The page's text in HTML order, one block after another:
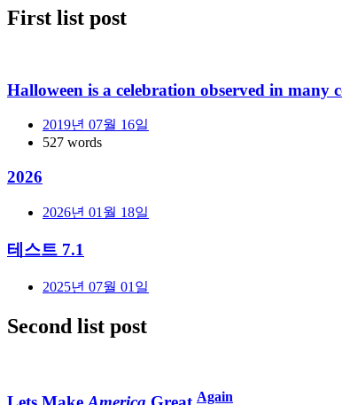
First list post
Halloween is a celebration observed in many
2019년 07월 16일
527 words
2026
2026년 01월 18일
테스트 7.1
2025년 07월 01일
Second list post
Again